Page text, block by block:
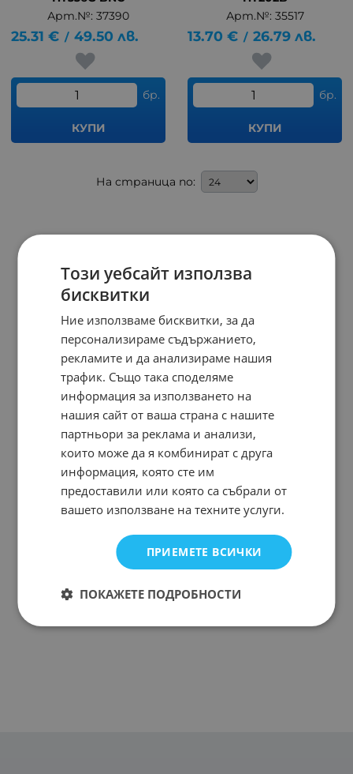
Арт.№: 37390
25.31 € / 49.50 лв.
бр.
КУПИ
Арт.№: 35517
13.70 € / 26.79 лв.
бр.
КУПИ
На страница по:
Този уебсайт използва
бисквитки
Ние използваме бисквитки, за да
персонализираме съдържанието,
рекламите и да анализираме нашия
трафик. Също така споделяме
информация за използването на
нашия сайт от ваша страна с нашите
партньори за реклама и анализи,
които може да я комбинират с друга
информация, която сте им
предоставили или която са събрали от
вашето използване на техните услуги.
ПРИЕМЕТЕ ВСИЧКИ
ПОКАЖЕТЕ ПОДРОБНОСТИ